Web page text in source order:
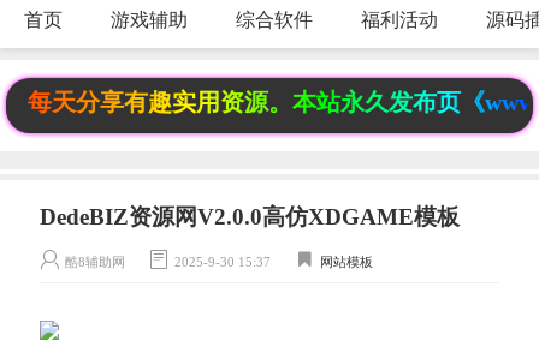
首页 游戏辅助 综合软件 福利活动 源码
天分享有趣实用资源。本站永久发布页《
DedeBIZ资源网V2.0.0高仿XDGAME模板
酷8辅助网 2025-9-30 15:37 网站模板